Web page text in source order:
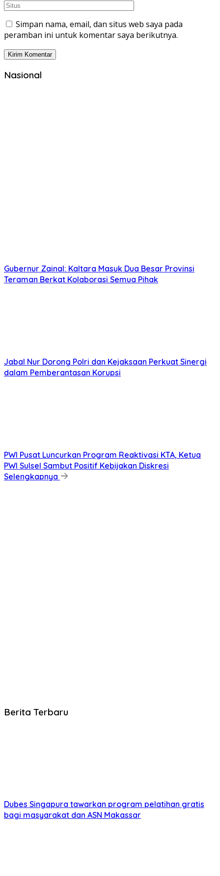
Simpan nama, email, dan situs web saya pada
peramban ini untuk komentar saya berikutnya.
Nasional
Gubernur Zainal: Kaltara Masuk Dua Besar Provinsi
Teraman Berkat Kolaborasi Semua Pihak
Jabal Nur Dorong Polri dan Kejaksaan Perkuat Sinergi
dalam Pemberantasan Korupsi
PWI Pusat Luncurkan Program Reaktivasi KTA, Ketua
PWI Sulsel Sambut Positif Kebijakan Diskresi
Selengkapnya
Berita Terbaru
Dubes Singapura tawarkan program pelatihan gratis
bagi masyarakat dan ASN Makassar